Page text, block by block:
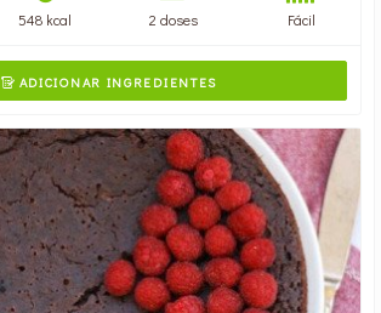
548 kcal 2 doses Fácil
ADICIONAR INGREDIENTES